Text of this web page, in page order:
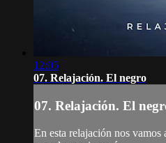
12:05
07. Relajación. El negro
07. Relajación. El
En esta relajación nos